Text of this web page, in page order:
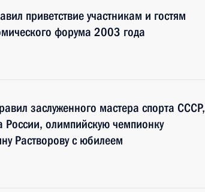
приветствие участникам и гостям
форума 2003 года
заслуженного мастера спорта СССР,
России, олимпийскую чемпионку
Растворову с юбилеем